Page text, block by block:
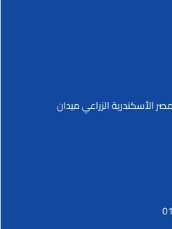
الأسكندرية الزراعي ميدان